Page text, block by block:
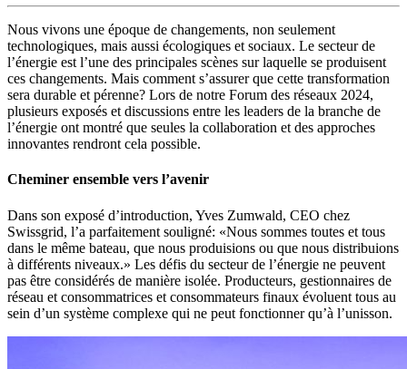
Nous vivons une époque de changements, non seulement
technologiques, mais aussi écologiques et sociaux. Le secteur de
l’énergie est l’une des principales scènes sur laquelle se produisent
ces changements. Mais comment s’assurer que cette transformation
sera durable et pérenne? Lors de notre Forum des réseaux 2024,
plusieurs exposés et discussions entre les leaders de la branche de
l’énergie ont montré que seules la collaboration et des approches
innovantes rendront cela possible.
Cheminer ensemble vers l’avenir
Dans son exposé d’introduction, Yves Zumwald, CEO chez
Swissgrid, l’a parfaitement souligné: «Nous sommes toutes et tous
dans le même bateau, que nous produisions ou que nous distribuions
à différents niveaux.» Les défis du secteur de l’énergie ne peuvent
pas être considérés de manière isolée. Producteurs, gestionnaires de
réseau et consommatrices et consommateurs finaux évoluent tous au
sein d’un système complexe qui ne peut fonctionner qu’à l’unisson.